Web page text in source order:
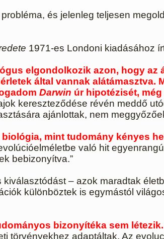
és jelenleg teljesen
1971-es Londoni kiadásához
elgondolkozik azon, hogy
által vannak alátámasztva.
Darwin úr hipotézisét,
kereszteződése révén meddő
ajánlottak, nem
mint tudomány kényes
való hit
bebizonyítva.”
– azok maradtak
különböztek is egymástól
bizonyítéka sem létezik.
törvényekhez adaptáltak. Az